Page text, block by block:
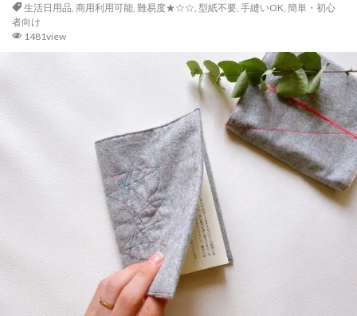
生活日用品, 商用利用可能, 難易度★☆☆, 型紙不要, 手縫いOK, 簡単・初心
者向け
1481view